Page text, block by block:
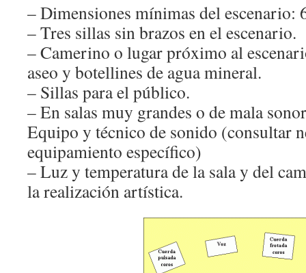
– Dimensiones mínimas del escenario:
– Tres sillas sin brazos en el escenario.
– Camerino o lugar próximo al
aseo y botellines de agua mineral.
– Sillas para el público.
– En salas muy grandes o de mala
Equipo y técnico de sonido (consultar
equipamiento específico)
– Luz y temperatura de la sala y del
la realización artística.